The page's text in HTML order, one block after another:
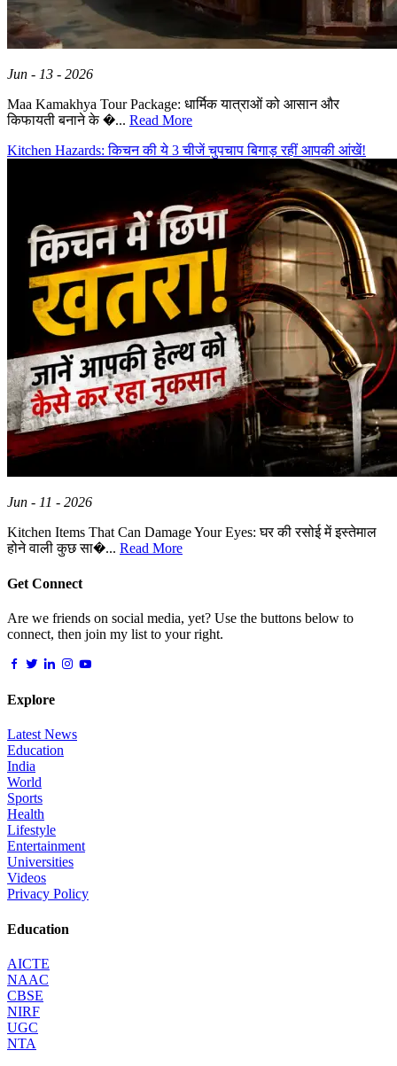
Jun - 13 - 2026
Maa Kamakhya Tour Package: धार्मिक यात्राओं को आसान और
किफायती बनाने के �... Read More
Kitchen Hazards: किचन की ये 3 चीजें चुपचाप बिगाड़ रहीं आपकी आंखें!
Jun - 11 - 2026
Kitchen Items That Can Damage Your Eyes: घर की रसोई में इस्तेमाल
होने वाली कुछ सा�... Read More
Get Connect
Are we friends on social media, yet? Use the buttons below to
connect, then join my list to your right.
Explore
Latest News
Education
India
World
Sports
Health
Lifestyle
Entertainment
Universities
Videos
Privacy Policy
Education
AICTE
NAAC
CBSE
NIRF
UGC
NTA